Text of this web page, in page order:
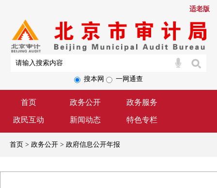
适老版
首页 政务公开 政务服务
政民互动 新闻动态 特色专栏
搜本网 一网通查
首页 > 政务公开 > 政府信息公开年报